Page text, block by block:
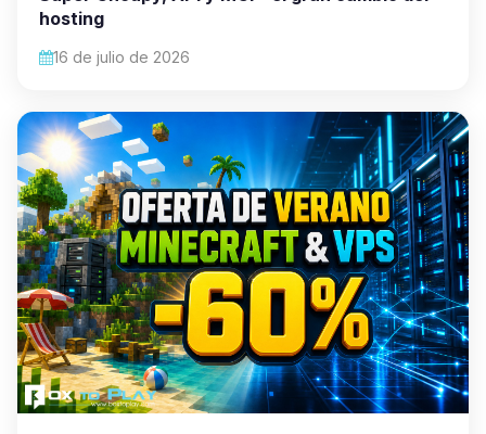
hosting
16 de julio de 2026